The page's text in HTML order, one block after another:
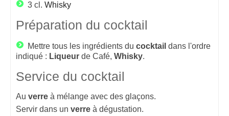
3 cl. Whisky
Préparation du cocktail
Mettre tous les ingrédients du cocktail dans l'ordre
indiqué : Liqueur de Café, Whisky.
Service du cocktail
Au verre à mélange avec des glaçons.
Servir dans un verre à dégustation.